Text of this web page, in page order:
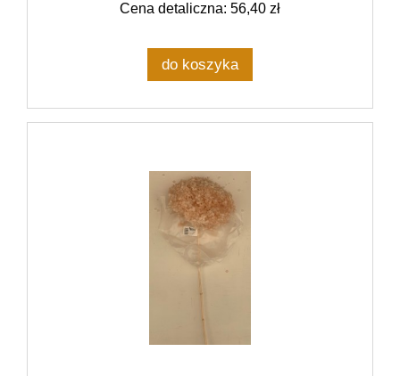
Cena detaliczna: 56,40 zł
do koszyka